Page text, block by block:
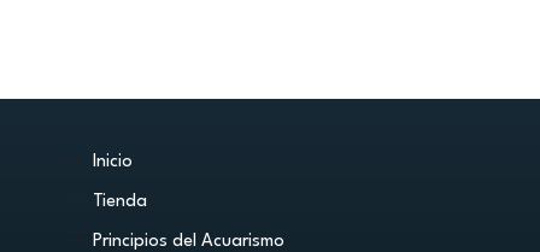
Inicio
Tienda
Principios del Acuarismo